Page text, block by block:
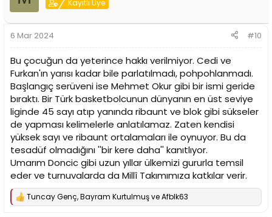
l
Kayıtlı Üye
6 Mar 2024 #10
Bu çocuğun da yeterince hakkı verilmiyor. Cedi ve
Furkan'ın yarısı kadar bile parlatılmadı, pohpohlanmadı.
Başlangıç serüveni ise Mehmet Okur gibi bir ismi geride
bıraktı. Bir Türk basketbolcunun dünyanın en üst seviye
liginde 45 sayı atıp yanında ribaunt ve blok gibi sükseler
de yapması kelimelerle anlatılamaz. Zaten kendisi
yüksek sayı ve ribaunt ortalamaları ile oynuyor. Bu da
tesadüf olmadığını ''bir kere daha'' kanıtlıyor.
Umarım Doncic gibi uzun yıllar ülkemizi gururla temsil
eder ve turnuvalarda da Millî Takımımıza katkılar verir.
T
Tuncay Genç,Bayram KurtulmuşveAfblk63